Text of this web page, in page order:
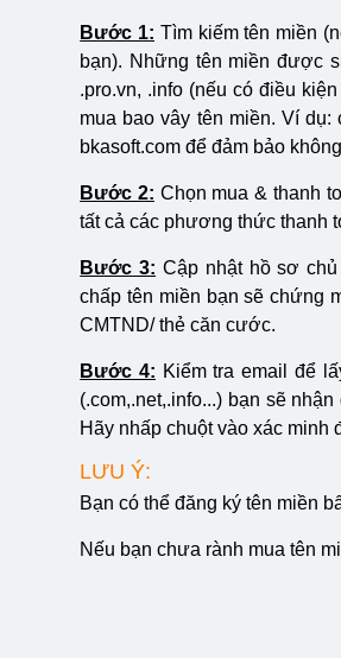
Bước 1: Tìm kiếm tên miền
bạn). Những tên miền được
.pro.vn, .info (nếu có điều
mua bao vây tên miền. Ví dụ:
bkasoft.com để đảm bảo
Bước 2: Chọn mua & thanh
tất cả các phương thức thanh
Bước 3: Cập nhật hồ sơ
chấp tên miền bạn sẽ chứng
CMTND/ thẻ căn cước.
Bước 4: Kiểm tra email để
(.com,.net,.info...) bạn sẽ
Hãy nhấp chuột vào xác minh
LƯU Ý:
Bạn có thể đăng ký tên miền
Nếu bạn chưa rành mua tên